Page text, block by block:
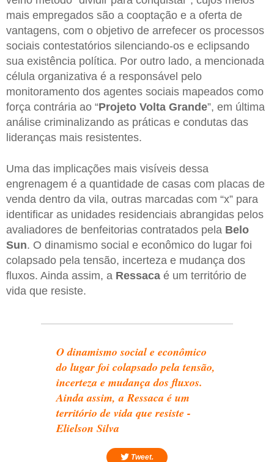
mais empregados são a cooptação e a oferta de
vantagens, com o objetivo de arrefecer os processos
sociais contestatórios silenciando-os e eclipsando
sua existência política. Por outro lado, a mencionada
célula organizativa é a responsável pelo
monitoramento dos agentes sociais mapeados como
força contrária ao “Projeto Volta Grande”, em última
análise criminalizando as práticas e condutas das
lideranças mais resistentes.
Uma das implicações mais visíveis dessa
engrenagem é a quantidade de casas com placas de
venda dentro da vila, outras marcadas com “x” para
identificar as unidades residenciais abrangidas pelos
avaliadores de benfeitorias contratados pela Belo
Sun. O dinamismo social e econômico do lugar foi
colapsado pela tensão, incerteza e mudança dos
fluxos. Ainda assim, a Ressaca é um território de
vida que resiste.
O dinamismo social e econômico
do lugar foi colapsado pela tensão,
incerteza e mudança dos fluxos.
Ainda assim, a Ressaca é um
território de vida que resiste -
Elielson Silva
Tweet.